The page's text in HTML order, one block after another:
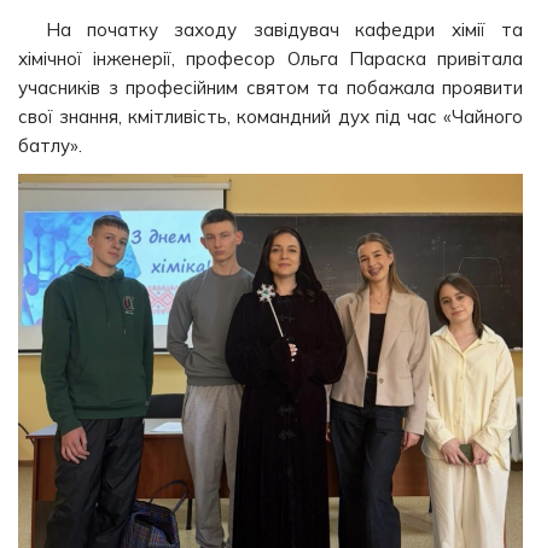
На початку заходу завідувач кафедри хімії та
хімічної інженерії, професор Ольга Параска привітала
учасників з професійним святом та побажала проявити
свої знання, кмітливість, командний дух під час «Чайного
батлу».